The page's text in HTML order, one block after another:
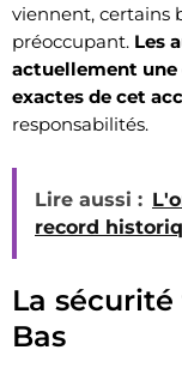
viennent, certains
préoccupant. Les
actuellement une
exactes de cet
responsabilités.
Lire aussi :
record
La
Bas